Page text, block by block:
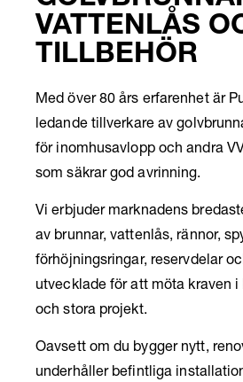
VATTENLÅS
TILLBEHÖR
Med över 80 års erfarenhet är
ledande tillverkare av
för inomhusavlopp och andra
som säkrar god avrinning.
Vi erbjuder marknadens
av brunnar, vattenlås, rännor,
förhöjningsringar, reservdelar
utvecklade för att möta kraven i
och stora projekt.
Oavsett om du bygger nytt,
underhåller befintliga